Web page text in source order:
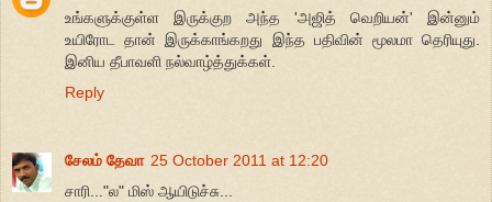
உங்களுக்குள்ள இருக்குற அந்த 'அஜித் வெறியன்' இன்னும்
உயிரோட தான் இருக்காங்கறது இந்த பதிவின் மூலமா தெரியுது.
இனிய தீபாவளி நல்வாழ்த்துக்கள்.
Reply
சேலம் தேவா 25 October 2011 at 12:20
சாரி..."ல" மிஸ் ஆயிடுச்சு...